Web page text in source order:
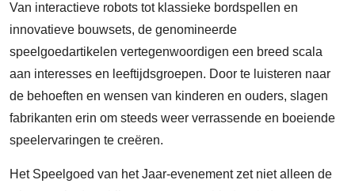
Van interactieve robots tot klassieke bordspellen en
innovatieve bouwsets, de genomineerde
speelgoedartikelen vertegenwoordigen een breed scala
aan interesses en leeftijdsgroepen. Door te luisteren naar
de behoeften en wensen van kinderen en ouders, slagen
fabrikanten erin om steeds weer verrassende en boeiende
speelervaringen te creëren.
Het Speelgoed van het Jaar-evenement zet niet alleen de